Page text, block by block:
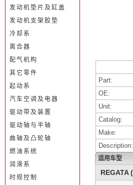
Part:
OE:
Unit:
Catalog:
Make:
Description:
适用车型
REGATA
发动机垫片及缸盖
发动机支架胶垫
冷却系
离合器
配气机构
其它零件
起动系
汽车空调及电器
驱动带及装置
驱动轴与半轴
曲轴及凸轮轴
燃油系统
润滑系
时规控制